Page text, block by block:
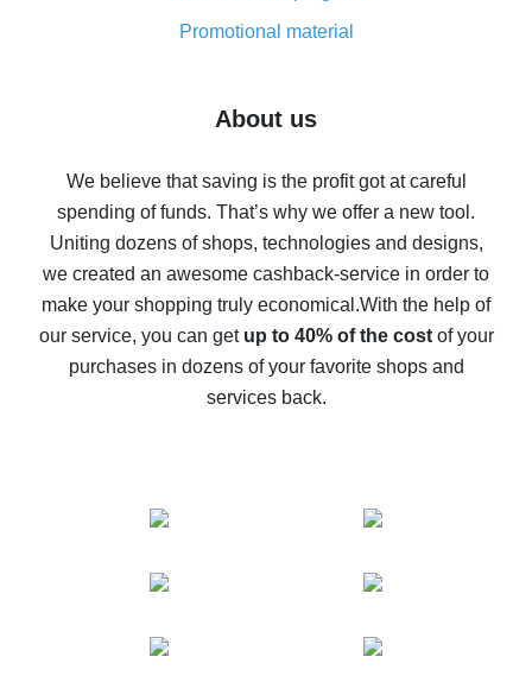
8% cash back on AliExpress - saving real money is a
real thing
Five ways to get the most cash back on AliExpress
back
10% cash back on AliExpress - the impossible is
possible
The best cash back on AliExpress - how to find it
The best cash back service for AliExpress - let's
compare offers
Promotional material
About us
We believe that saving is the profit got at careful
spending of funds. That’s why we offer a new tool.
Uniting dozens of shops, technologies and designs,
we created an awesome cashback-service in order to
make your shopping truly economical.With the help of
our service, you can get up to 40% of the costof your
purchases in dozens of your favorite shops and
services back.